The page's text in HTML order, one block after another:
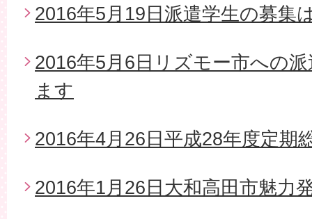
2016年5月19日派遣学生の募集
2016年5月6日リズモー市への
ます
2016年4月26日平成28年度定期
2016年1月26日大和高田市魅力